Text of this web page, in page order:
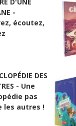
-
écoutez,
DES
- Une
pas
les autres !